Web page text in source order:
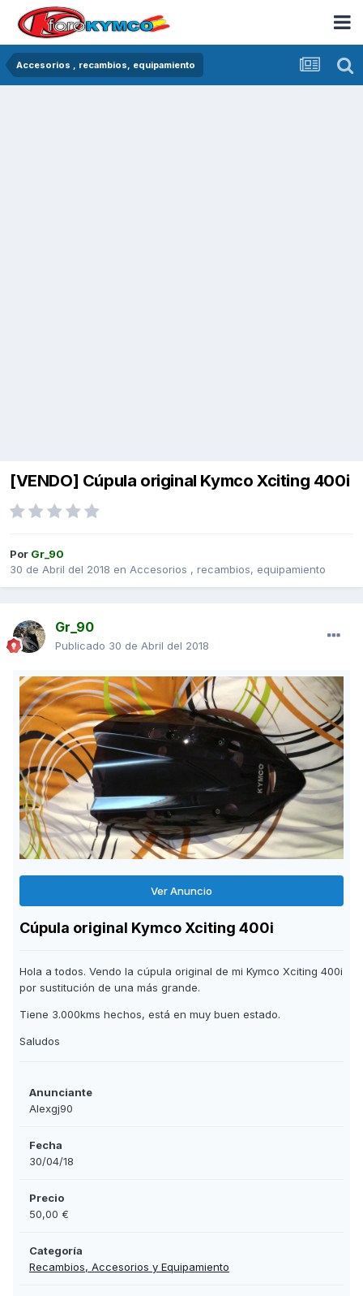
Accesorios , recambios, equipamiento
[VENDO] Cúpula original Kymco Xciting 400i
Por Gr_90
30 de Abril del 2018 en Accesorios , recambios, equipamiento
Gr_90
Publicado 30 de Abril del 2018
Ver Anuncio
Cúpula original Kymco Xciting 400i
Hola a todos. Vendo la cúpula original de mi Kymco Xciting 400i
por sustitución de una más grande.
Tiene 3.000kms hechos, está en muy buen estado.
Saludos
Anunciante
Alexgj90
Fecha
30/04/18
Precio
50,00 €
Categoría
Recambios, Accesorios y Equipamiento